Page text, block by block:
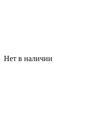
Нет в наличии